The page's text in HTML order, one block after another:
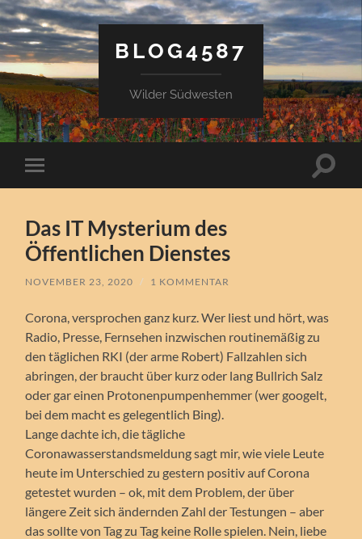
BLOG4587
Wilder Südwesten
Mobile-
Menü
Das IT Mysterium des
Öffentlichen Dienstes
NOVEMBER 23, 2020 / 1 KOMMENTAR
Corona, versprochen ganz kurz. Wer liest und hört, was
Radio, Presse, Fernsehen inzwischen routinemäßig zu
den täglichen RKI (der arme Robert) Fallzahlen sich
abringen, der braucht über kurz oder lang Bullrich Salz
oder gar einen Protonenpumpenhemmer (wer googelt,
bei dem macht es gelegentlich Bing).
Lange dachte ich, die tägliche
Coronawasserstandsmeldung sagt mir, wie viele Leute
heute im Unterschied zu gestern positiv auf Corona
getestet wurden – ok, mit dem Problem, der über
längere Zeit sich ändernden Zahl der Testungen – aber
das sollte von Tag zu Tag keine Rolle spielen. Nein, liebe